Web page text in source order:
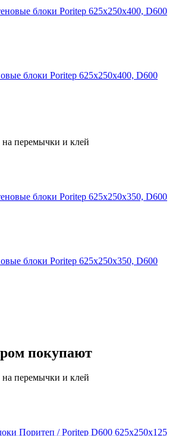
блоки Poritep 625х250х400, D600
перемычки и клей
блоки Poritep 625х250х350, D600
покупают
перемычки и клей